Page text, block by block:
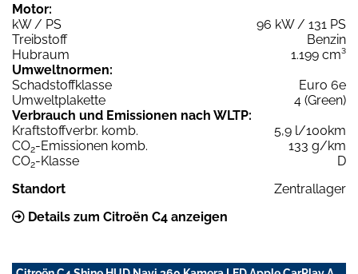
Motor:
kW / PS
96 kW / 131 PS
Treibstoff
Benzin
Hubraum
1.199 cm³
Umweltnormen:
Schadstoffklasse
Euro 6e
Umweltplakette
4 (Green)
Verbrauch und Emissionen nach WLTP:
Kraftstoffverbr. komb.
5,9 l/100km
CO2-Emissionen komb.
133 g/km
CO2-Klasse
D
Standort
Zentrallager
Details zum Citroën C4 anzeigen